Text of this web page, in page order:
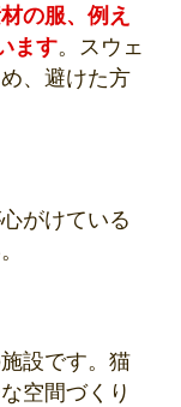
の服、例え
ます。スウェ
、避けた方
がけている
設です。猫
空間づくり